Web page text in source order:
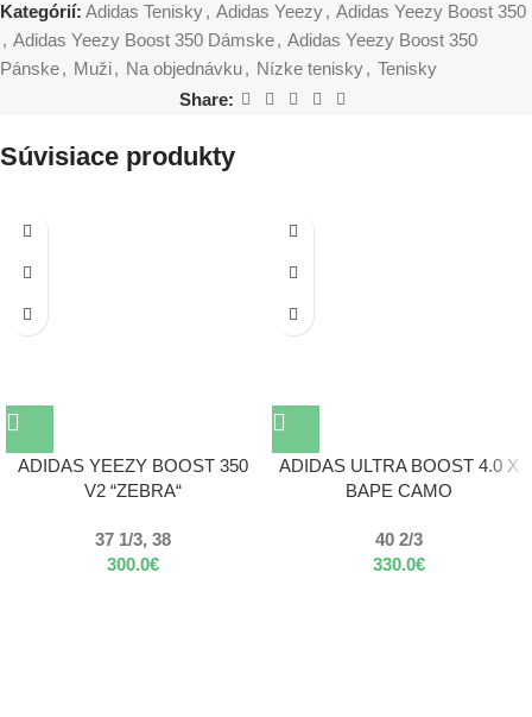
Kategórií: Adidas Tenisky, Adidas Yeezy, Adidas Yeezy Boost 350
, Adidas Yeezy Boost 350 Dámske, Adidas Yeezy Boost 350
Pánske, Muži, Na objednávku, Nízke tenisky, Tenisky
Share:
Súvisiace produkty
-19%
ADIDAS YEEZY BOOST 350
V2 “ZEBRA“
37 1/3, 38
300.0€
ADIDAS ULTRA BOOST 4.0 X
BAPE CAMO
40 2/3
330.0€